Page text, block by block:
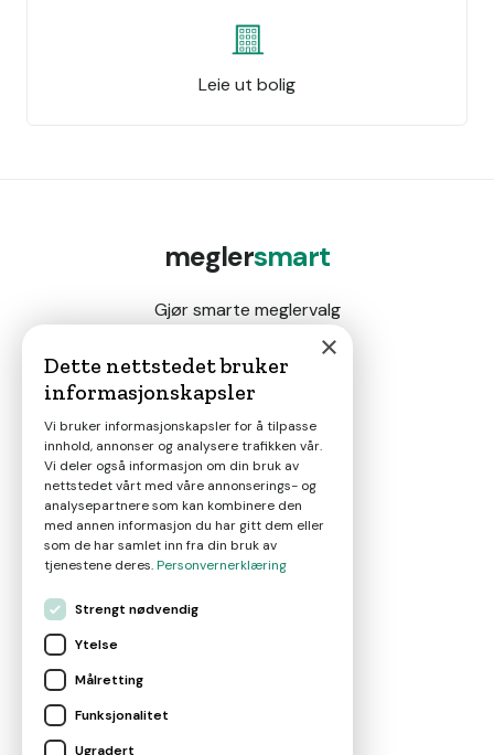
Leie ut bolig
meglersmart
Gjør smarte meglervalg
Magasin
Nyheter
Om oss
×
Dette nettstedet bruker
informasjonskapsler
Vi bruker informasjonskapsler for å tilpasse
innhold, annonser og analysere trafikken vår.
Vi deler også informasjon om din bruk av
nettstedet vårt med våre annonserings- og
analysepartnere som kan kombinere den
med annen informasjon du har gitt dem eller
som de har samlet inn fra din bruk av
tjenestene deres.Personvernerklæring
Strengt nødvendig
Ytelse
Målretting
Funksjonalitet
Ugradert